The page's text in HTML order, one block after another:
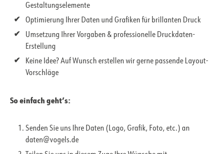
Gestaltungselemente
Optimierung Ihrer Daten und Grafiken für brillanten Druck
Umsetzung Ihrer Vorgaben & professionelle Druckdaten-
Erstellung
Keine Idee? Auf Wunsch erstellen wir gerne passende Layout-
Vorschläge
So einfach geht’s:
Senden Sie uns Ihre Daten (Logo, Grafik, Foto, etc.) an
daten@vogels.de